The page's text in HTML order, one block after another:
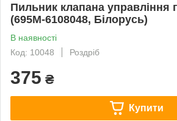
Пильник клапана управління
(695М-6108048, Білорусь)
В наявності
Код: 10048
Роздріб
375 ₴
Купити